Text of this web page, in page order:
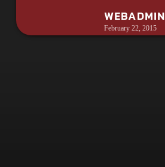
WEBADMIN
February 22, 2015